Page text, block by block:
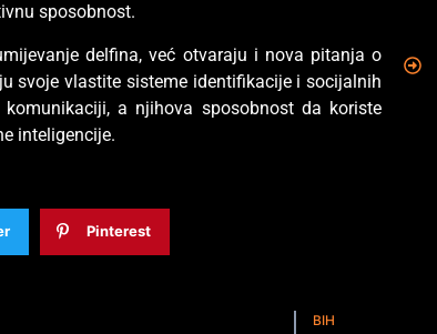
sposobnost.
delfina, već otvaraju i nova pitanja o
svoje vlastite sisteme identifikacije i socijalnih
a njihova sposobnost da koriste
inteligencije.
Pinterest
BIH